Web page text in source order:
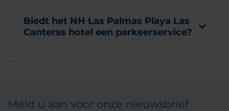
Biedt het NH Las Palmas Playa Las
Canteras hotel een parkeerservice?
Meld u aan voor onze nieuwsbrief